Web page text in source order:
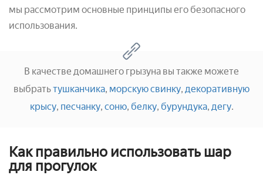
мы рассмотрим основные принципы его безопасного
использования.
В качестве домашнего грызуна вы также можете
выбратьтушканчика, морскую свинку, декоративную
крысу, песчанку, соню, белку, бурундука, дегу.
Как правильно использовать шар
для прогулок